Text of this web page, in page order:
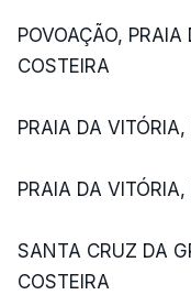
POVOAÇÃO,
COSTEIRA
PRAIA DA
PRAIA DA
SANTA CRUZ DA
COSTEIRA